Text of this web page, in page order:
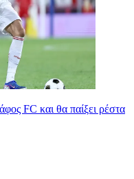
FC και θα παίξει ρέστα